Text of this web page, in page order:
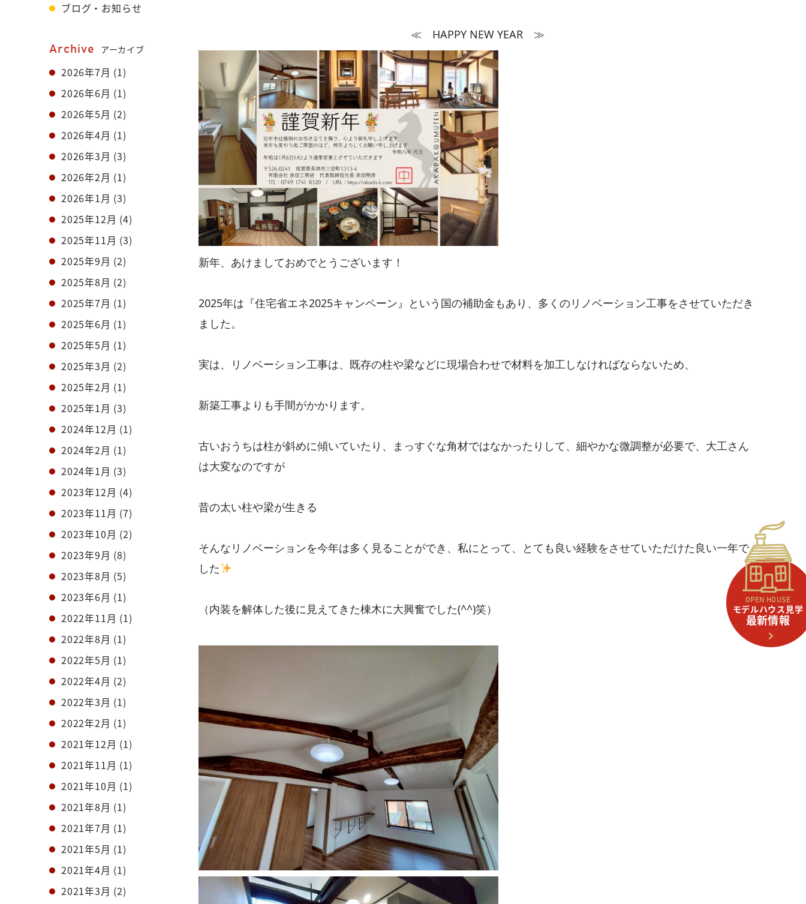
OPEN HOUSE
モデルハウス見学
最新情報
ブログ・お知らせ
Archive アーカイブ
2026年7月 (1)
2026年6月 (1)
2026年5月 (2)
2026年4月 (1)
2026年3月 (3)
2026年2月 (1)
2026年1月 (3)
2025年12月 (4)
2025年11月 (3)
2025年9月 (2)
2025年8月 (2)
2025年7月 (1)
2025年6月 (1)
2025年5月 (1)
2025年3月 (2)
2025年2月 (1)
2025年1月 (3)
2024年12月 (1)
2024年2月 (1)
2024年1月 (3)
2023年12月 (4)
2023年11月 (7)
2023年10月 (2)
2023年9月 (8)
2023年8月 (5)
2023年6月 (1)
2022年11月 (1)
2022年8月 (1)
2022年5月 (1)
2022年4月 (2)
2022年3月 (1)
2022年2月 (1)
2021年12月 (1)
2021年11月 (1)
2021年10月 (1)
2021年8月 (1)
2021年7月 (1)
2021年5月 (1)
2021年4月 (1)
2021年3月 (2)
≪ HAPPY NEW YEAR ≫
新年、あけましておめでとうございます！
2025年は『住宅省エネ2025キャンペーン』という国の補助金もあり、多くのリノベーション工事をさせていただき
ました。
実は、リノベーション工事は、既存の柱や梁などに現場合わせで材料を加工しなければならないため、
新築工事よりも手間がかかります。
古いおうちは柱が斜めに傾いていたり、まっすぐな角材ではなかったりして、細やかな微調整が必要で、大工さん
は大変なのですが
昔の太い柱や梁が生きる
そんなリノベーションを今年は多く見ることができ、私にとって、とても良い経験をさせていただけた良い一年で
した
（内装を解体した後に見えてきた棟木に大興奮でした(^^)笑）